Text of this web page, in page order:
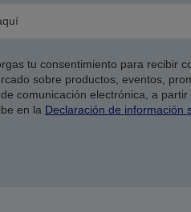
tu consentimiento para recibir
sobre productos, eventos,
comunicación electrónica, a
en la Declaración de información